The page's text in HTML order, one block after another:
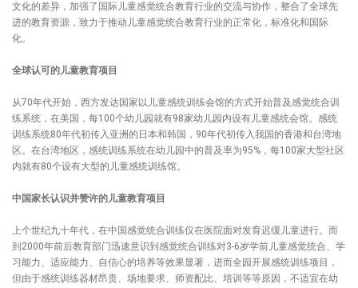
文化的差异，加强了国际儿童感觉统合教育行业的交流与协作，整合了全球先
进的教育资源，致力于推动儿童感觉统合教育行业的正常化，标准化和国际
化。
全球认可的儿童教育项目
从70年代开始，西方发达国家以儿童感统训练会馆的方式开始普及感觉统合训
练系统，在美国，每100个幼儿园就有98家幼儿园内设有儿童感统会馆。感统
训练系统80年代初传入亚洲的日本和韩国，90年代初传入我国的香港和台湾地
区。在台湾地区，感统训练系统在幼儿园中的普及率为95%，每100家大型社区
内就有80个设有大型的儿童感统训练馆。
中国家长认识并赞许的儿童教育项目
上个世纪九十年代，在中国感觉统合训练仅在医院面对发育迟缓儿童进行。而
到2000年前后教育部门迅速意识到感觉统合训练对3-6岁学前儿童感觉统合、学
习能力、适应能力、自信心的培养等效果显著，进而全园开展感统训练项目，
但由于感统训练器材昂贵、场地要求、师资配比、培训等等原因，不适宜在幼